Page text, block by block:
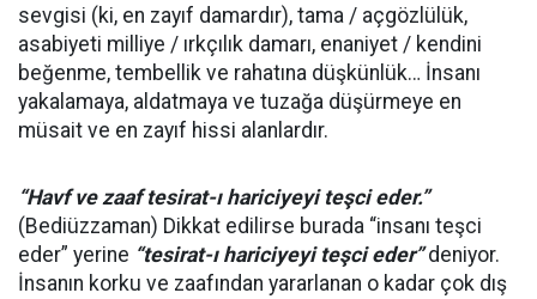
sevgisi (ki, en zayıf damardır), tama / açgözlülük,
asabiyeti milliye / ırkçılık damarı, enaniyet / kendini
beğenme, tembellik ve rahatına düşkünlük… İnsanı
yakalamaya, aldatmaya ve tuzağa düşürmeye en
müsait ve en zayıf hissi alanlardır.
“Havf ve zaaf tesirat-ı hariciyeyi teşci eder.”
(Bediüzzaman) Dikkat edilirse burada “insanı teşci
eder” yerine “tesirat-ı hariciyeyi teşci eder”deniyor.
İnsanın korku ve zaafından yararlanan o kadar çok dış